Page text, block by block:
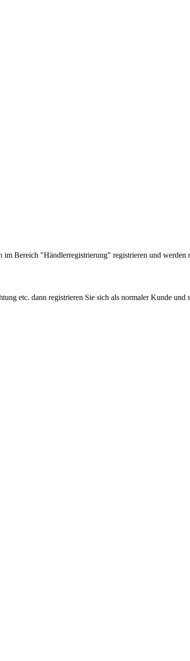
Bereich "Händlerregistrierung" registrieren und
etc. dann registrieren Sie sich als normaler Kunde